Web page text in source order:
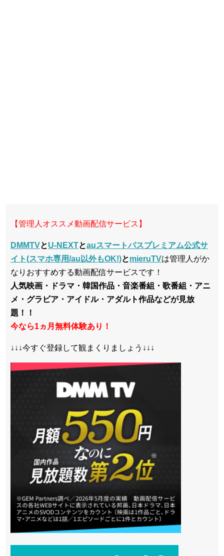
【管理人オススメ動画配信サービス】
DMMTVとU-NEXTとauスマートパスプレミアム公式サ
イト(スマホ専用/au以外もOK!)とmieruTVは管理人がか
なりおすすめする動画配信サービスです！
人気映画・ドラマ・韓国作品・音楽番組・歌番組・アニ
メ・グラビア・アイドル・アダルト作品などが見放
題！！
今なら1ヵ月無料体験あり！
↓↓↓今すぐ登録して観まくりましょう↓↓↓